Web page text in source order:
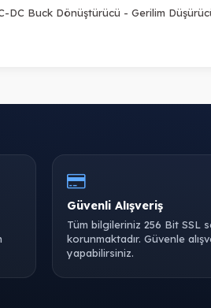
DC Buck Dönüştürücü - Gerilim
Güvenli Alışveriş
Tüm bilgileriniz 256 Bit SSL
korunmaktadır. Güvenle
yapabilirsiniz.